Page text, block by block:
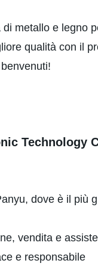
metallo e legno
qualità con il
Technology
dove è il più
e
e responsabile